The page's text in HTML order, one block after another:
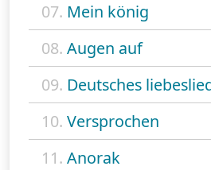
07. Mein könig
08. Augen auf
09. Deutsches
10. Versprochen
11. Anorak